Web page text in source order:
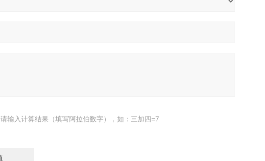
请输入计算结果（填写阿拉伯数字），如：三加四=7